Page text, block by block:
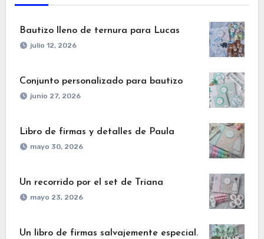
Bautizo lleno de ternura para Lucas
julio 12, 2026
Conjunto personalizado para bautizo
junio 27, 2026
Libro de firmas y detalles de Paula
mayo 30, 2026
Un recorrido por el set de Triana
mayo 23, 2026
Un libro de firmas salvajemente especial.